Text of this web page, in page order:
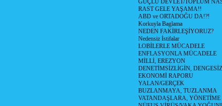
GÜÇLÜ DEVLET/TOPLUM
RAST GELE YAŞAMA!!
ABD ve ORTADOĞU DA!?!
Korkuyla Baglama
NEDEN FAKİRLEŞİYORUZ?
Nedensiz İstifalar
LOBİLERLE MÜCADELE
ENFLASYONLA MÜCADELE
MİLLİ, EREZYON
DENETİMSİZLİGİN,
EKONOMİ RAPORU
YALAN/GERÇEK
BUZLANMAYA, TUZLANMA
VATANDAŞLARA,